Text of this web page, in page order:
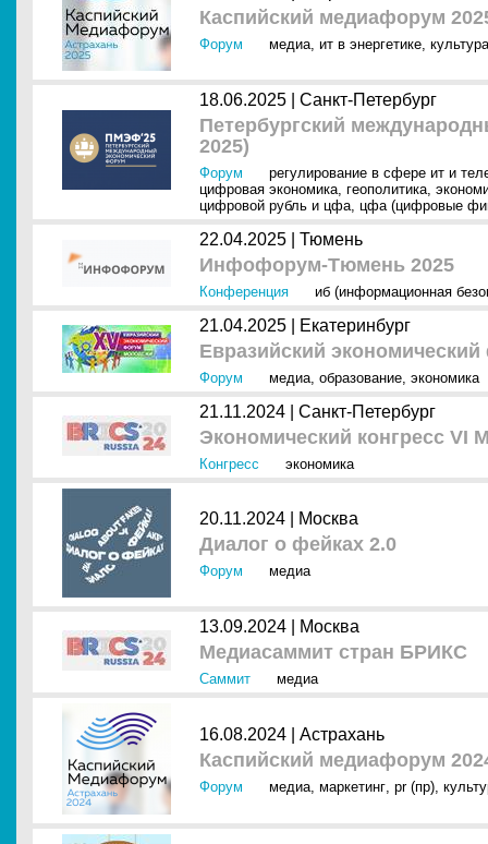
Каспийский медиафорум
Форум медиа, ит в энергетике, культура
18.06.2025 | Санкт-Петербург
Петербургский
2025)
Форум
регулирование в сфере ит и
цифровая экономика, геополитика,
цифровой рубль и цфа, цфа (цифровые
22.04.2025 | Тюмень
Инфофорум-Тюмень 2025
Конференция иб (информационная
21.04.2025 | Екатеринбург
Евразийский
Форум медиа, образование, экономика
21.11.2024 | Санкт-Петербург
Экономический конгресс
Конгресс экономика
20.11.2024 | Москва
Диалог о фейках 2.0
Форум медиа
13.09.2024 | Москва
Медиасаммит стран БРИКС
Саммит медиа
16.08.2024 | Астрахань
Каспийский медиафорум
Форум медиа, маркетинг, pr (пр),